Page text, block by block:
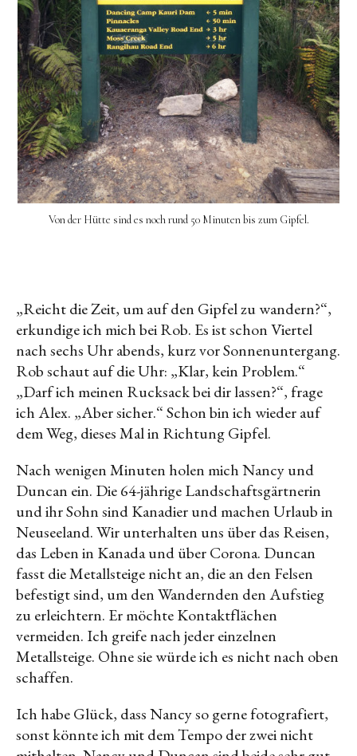
Von der Hütte sind es noch rund 50 Minuten bis zum Gipfel.
„Reicht die Zeit, um auf den Gipfel zu wandern?“,
erkundige ich mich bei Rob. Es ist schon Viertel
nach sechs Uhr abends, kurz vor Sonnenuntergang.
Rob schaut auf die Uhr: „Klar, kein Problem.“
„Darf ich meinen Rucksack bei dir lassen?“, frage
ich Alex. „Aber sicher.“ Schon bin ich wieder auf
dem Weg, dieses Mal in Richtung Gipfel.
Nach wenigen Minuten holen mich Nancy und
Duncan ein. Die 64-jährige Landschaftsgärtnerin
und ihr Sohn sind Kanadier und machen Urlaub in
Neuseeland. Wir unterhalten uns über das Reisen,
das Leben in Kanada und über Corona. Duncan
fasst die Metallsteige nicht an, die an den Felsen
befestigt sind, um den Wandernden den Aufstieg
zu erleichtern. Er möchte Kontaktflächen
vermeiden. Ich greife nach jeder einzelnen
Metallsteige. Ohne sie würde ich es nicht nach oben
schaffen.
Ich habe Glück, dass Nancy so gerne fotografiert,
sonst könnte ich mit dem Tempo der zwei nicht